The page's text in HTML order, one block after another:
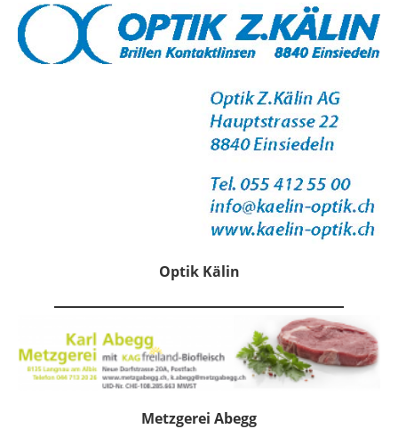
Optik Kälin
Metzgerei Abegg